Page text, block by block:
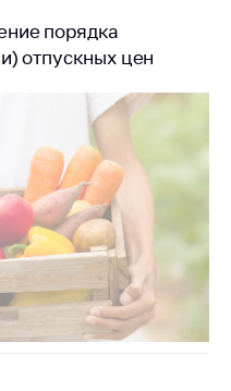
порядка
отпускных цен